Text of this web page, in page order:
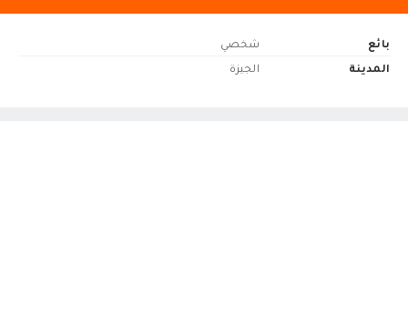
بائع
شخصي
المدينة
الجيزة